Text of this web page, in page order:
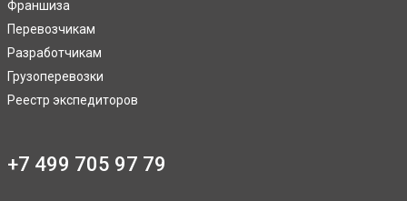
Франшиза
Перевозчикам
Разработчикам
Грузоперевозки
Реестр экспедиторов
+7 499 705 97 79